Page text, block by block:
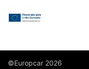
©Europcar 2026